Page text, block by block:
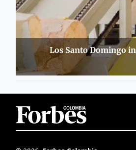
Los Santo Domingo